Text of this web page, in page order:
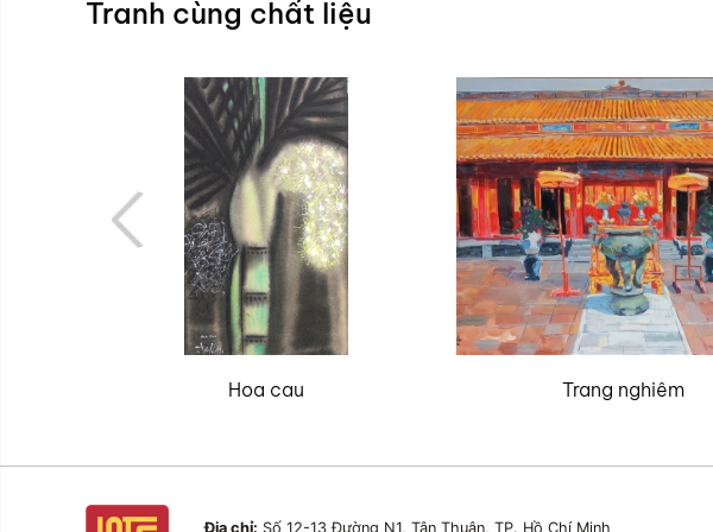
Tranh cùng chất liệu
Hoa cau Trang nghiêm
Địa chỉ: Số 12-13 Đường N1, Tân Thuận, TP. Hồ Chí Minh